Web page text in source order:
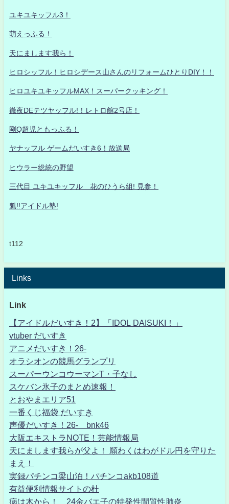
ユキユキッフル3！
萌えっふる！
天にまします我ら！
ヒロシッフル！ヒロシデース山さんのリフォームひとりDIY！！
ヒロユキユキッフルMAX！スーパークッキング！
徹夜DEテツヤッフル!！レトロ館2号店！
剛Q超児ともっふる！
ヤナッフル ゲームだいすき6！放送局
ヒウラー総統の野望
三代目 ユキユキッフル 花のひうら組! 見参！
魁!!アイドル塾!
t112
Links
Link
【アイドルだいすき！2】「IDOL DAISUKI！」
vtuber だいすき
アニメだいすき！26-
オラシオンの競馬グランプリ
スーパーウンコウーマンT・子なし
スケバン氷子のまとめ速報！
とおやまエリア51
一番くじ福袋 だいすき
声優だいすき！26- bnk46
大阪エキストラNOTE！芸能情報局
天にまします我らが父よ！ 願わくはわがドル円を守りた
まえ！
実録パチンコ梁山泊！パチンコakb108道
有益便利情報サイトの杜
病は木から！ 24金バエ子の特発性間質性肺炎